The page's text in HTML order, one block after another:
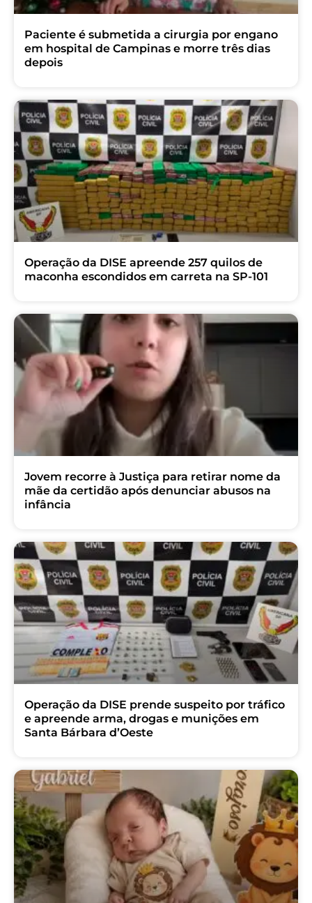
Paciente é submetida a cirurgia por engano
em hospital de Campinas e morre três dias
depois
Operação da DISE apreende 257 quilos de
maconha escondidos em carreta na SP-101
Jovem recorre à Justiça para retirar nome da
mãe da certidão após denunciar abusos na
infância
Operação da DISE prende suspeito por tráfico
e apreende arma, drogas e munições em
Santa Bárbara d’Oeste